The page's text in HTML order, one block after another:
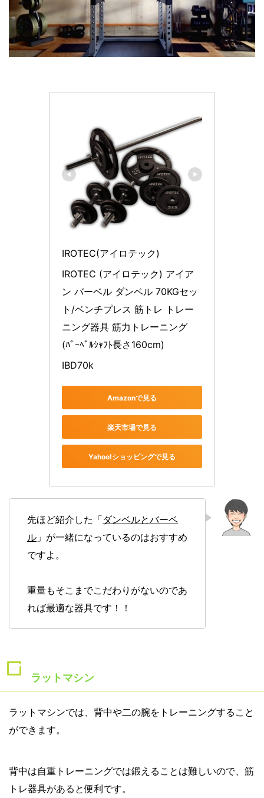
IROTEC(アイロテック)
IROTEC (アイロテック) アイア
ン バーベル ダンベル 70KGセッ
ト/ベンチプレス 筋トレ トレー
ニング器具 筋力トレーニング
(ﾊﾞｰﾍﾞﾙｼｬﾌﾄ長さ160cm)
IBD70k
Amazonで見る
楽天市場で見る
Yahoo!ショッピングで見る
先ほど紹介した「ダンベルとバーベ
ル 」が一緒になっているのはおすすめ
ですよ。
重量もそこまでこだわりがないのであ
れば最適な器具です！！
ラットマシン
ラットマシンでは、背中や二の腕をトレーニングすること
ができます。
背中は自重トレーニングでは鍛えることは難しいので、筋
トレ器具があると便利です。